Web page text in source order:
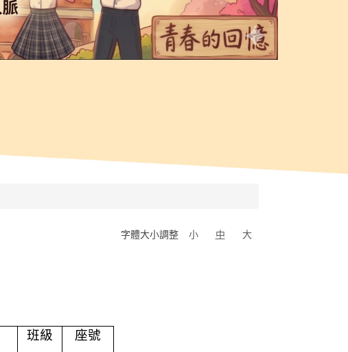
字體大小調整 小 中 大
班級 座號